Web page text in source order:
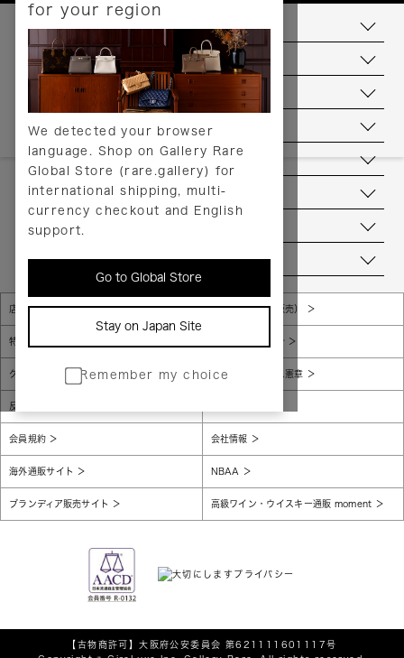
for your region
We detected your browser
language. Shop on Gallery Rare
Global Store (rare.gallery) for
international shipping, multi-
currency checkout and English
support.
Go to Global Store
Stay on Japan Site
Remember my choice
お支払いについて
配送について
送料について
返品について
ヘルプ
お問い合わせ
当店について
店舗一覧 販売規約（店頭販売）
特定商取引法に基づく表示 個人情報保護方針
グローバルプライバシーポリシー コンプライアンス憲章
反社会的勢力に対する基本方針
会員規約 会社情報
海外通販サイト NBAA
ブランディア販売サイト 高級ワイン・ウイスキー通販 moment
【古物商許可】大阪府公安委員会 第621111601117号